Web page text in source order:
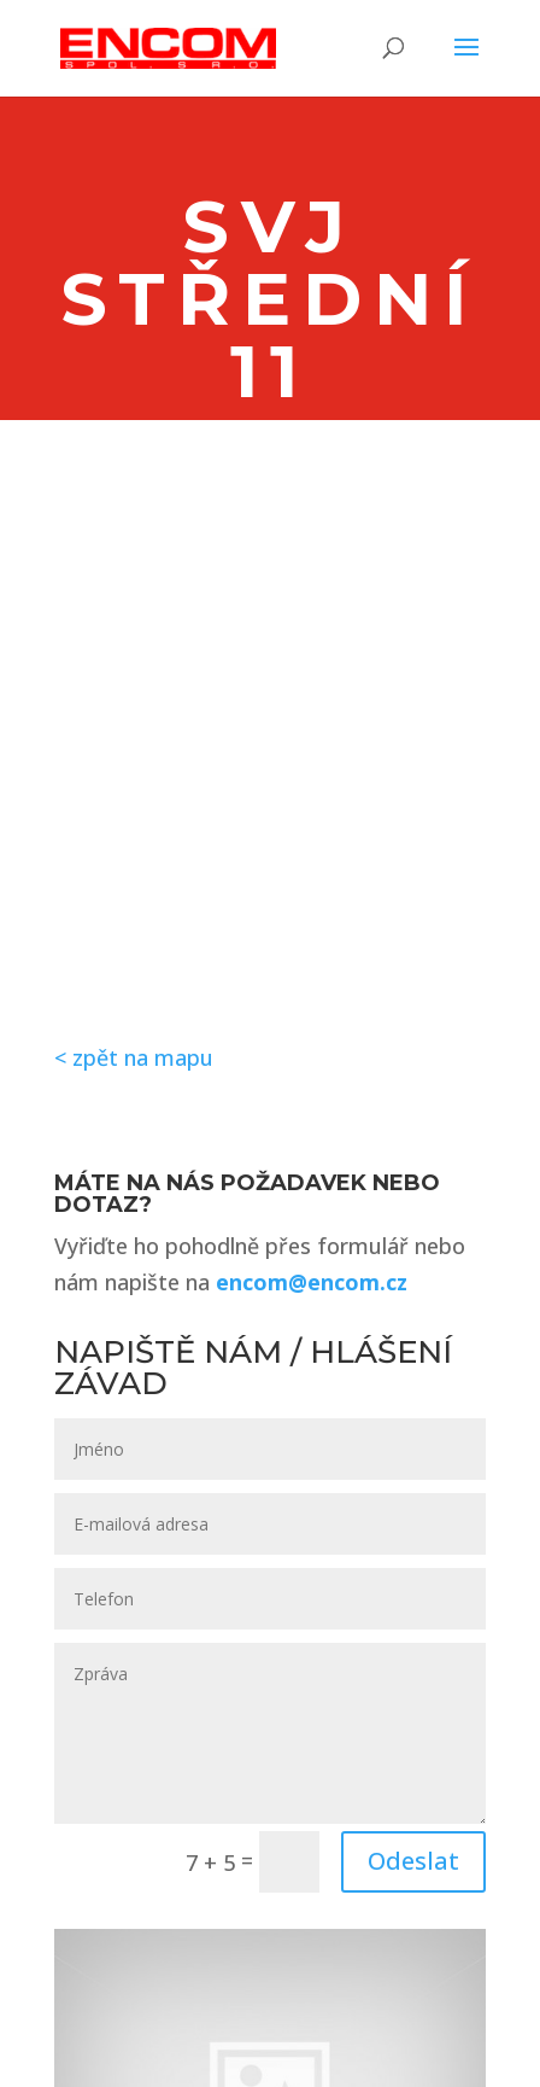
SVJ
STŘEDNÍ
11
< zpět na mapu
MÁTE NA NÁS POŽADAVEK NEBO
DOTAZ?
Vyřiďte ho pohodlně přes formulář nebo
nám napište na encom@encom.cz
NAPIŠTĚ NÁM / HLÁŠENÍ
ZÁVAD
7 + 5 = Odeslat